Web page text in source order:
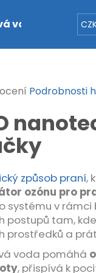
voda
Podrobnosti
způsob praní,
ozónu pro
systému v rámci
postupů tam,
prostředků a
voda pomáhá
, přispívá k